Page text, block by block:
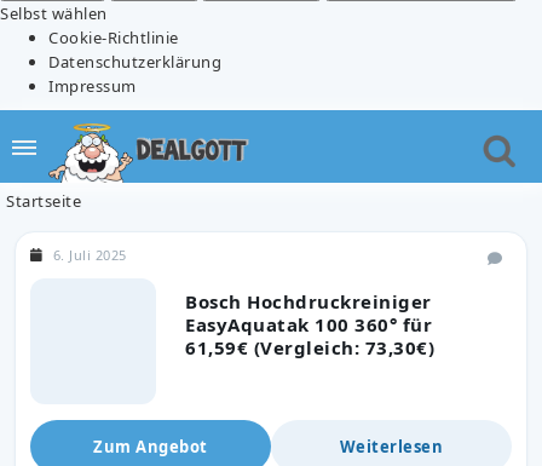
Selbst wählen
Cookie-Richtlinie
Datenschutzerklärung
Impressum
Startseite
Bosch Hochdruckreiniger
EasyAquatak 100 360° für
61,59€ (Vergleich: 73,30€)
6. Juli 2025
Zum Angebot Weiterlesen